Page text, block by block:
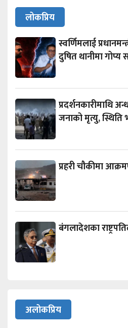
लोकप्रिय
स्वर्णिमलाई
दुषित थानीमा गोप्य
प्रदर्शनकारीमाथि
जनाको मृत्यु, स्थिति
प्रहरी चौकीमा
बंगलादेशका
अलोकप्रिय